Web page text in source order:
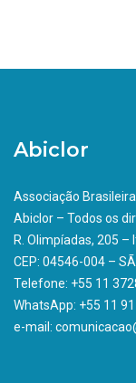
Abiclor
Associação
Abiclor – Todos os
R. Olimpíadas, 205 –
CEP: 04546-004 –
Telefone: +55 11
WhatsApp: +55 11
e-mail: